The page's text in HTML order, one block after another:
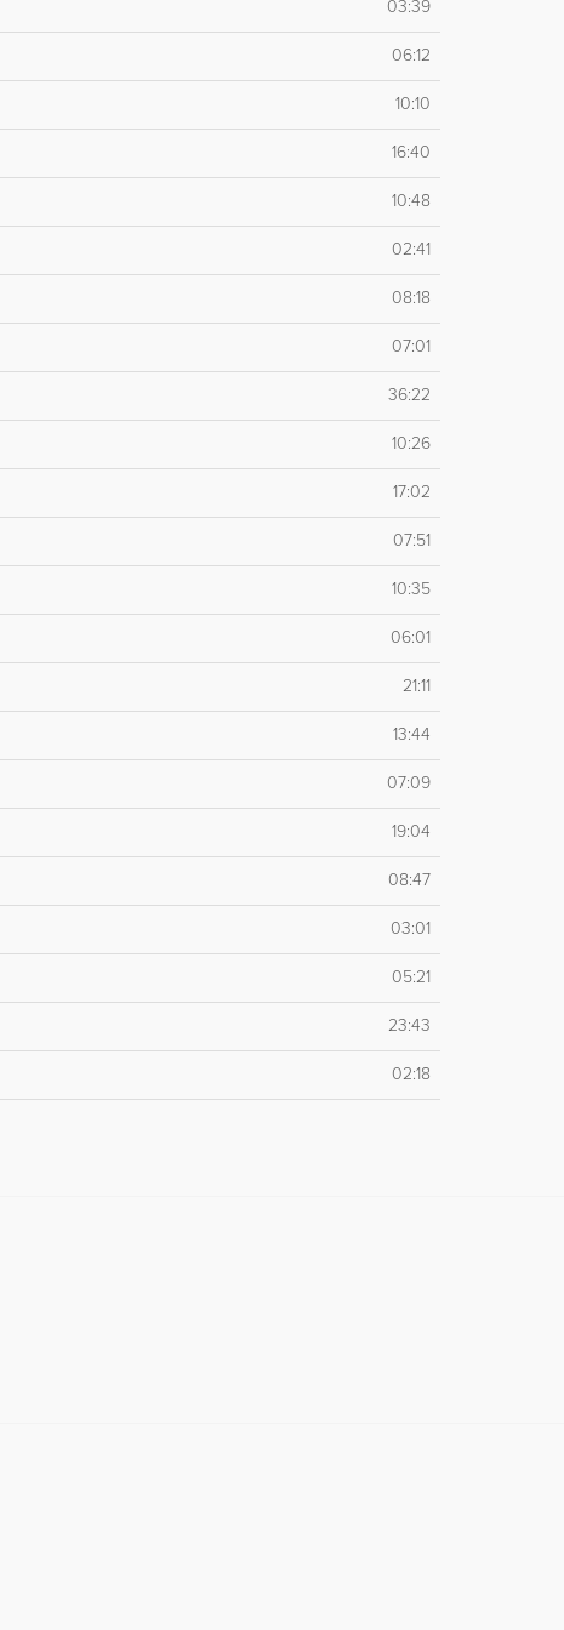
03:39
06:12
10:10
16:40
10:48
02:41
08:18
07:01
36:22
10:26
17:02
07:51
10:35
06:01
21:11
13:44
07:09
19:04
08:47
03:01
05:21
23:43
02:18